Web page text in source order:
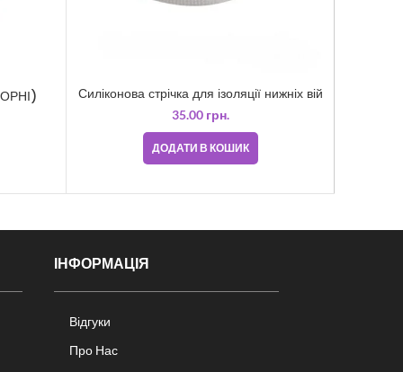
Силіконова стрічка для ізоляції нижніх вій
35.00 грн.
ДОДАТИ В КОШИК
ІНФОРМАЦІЯ
Відгуки
Про Нас